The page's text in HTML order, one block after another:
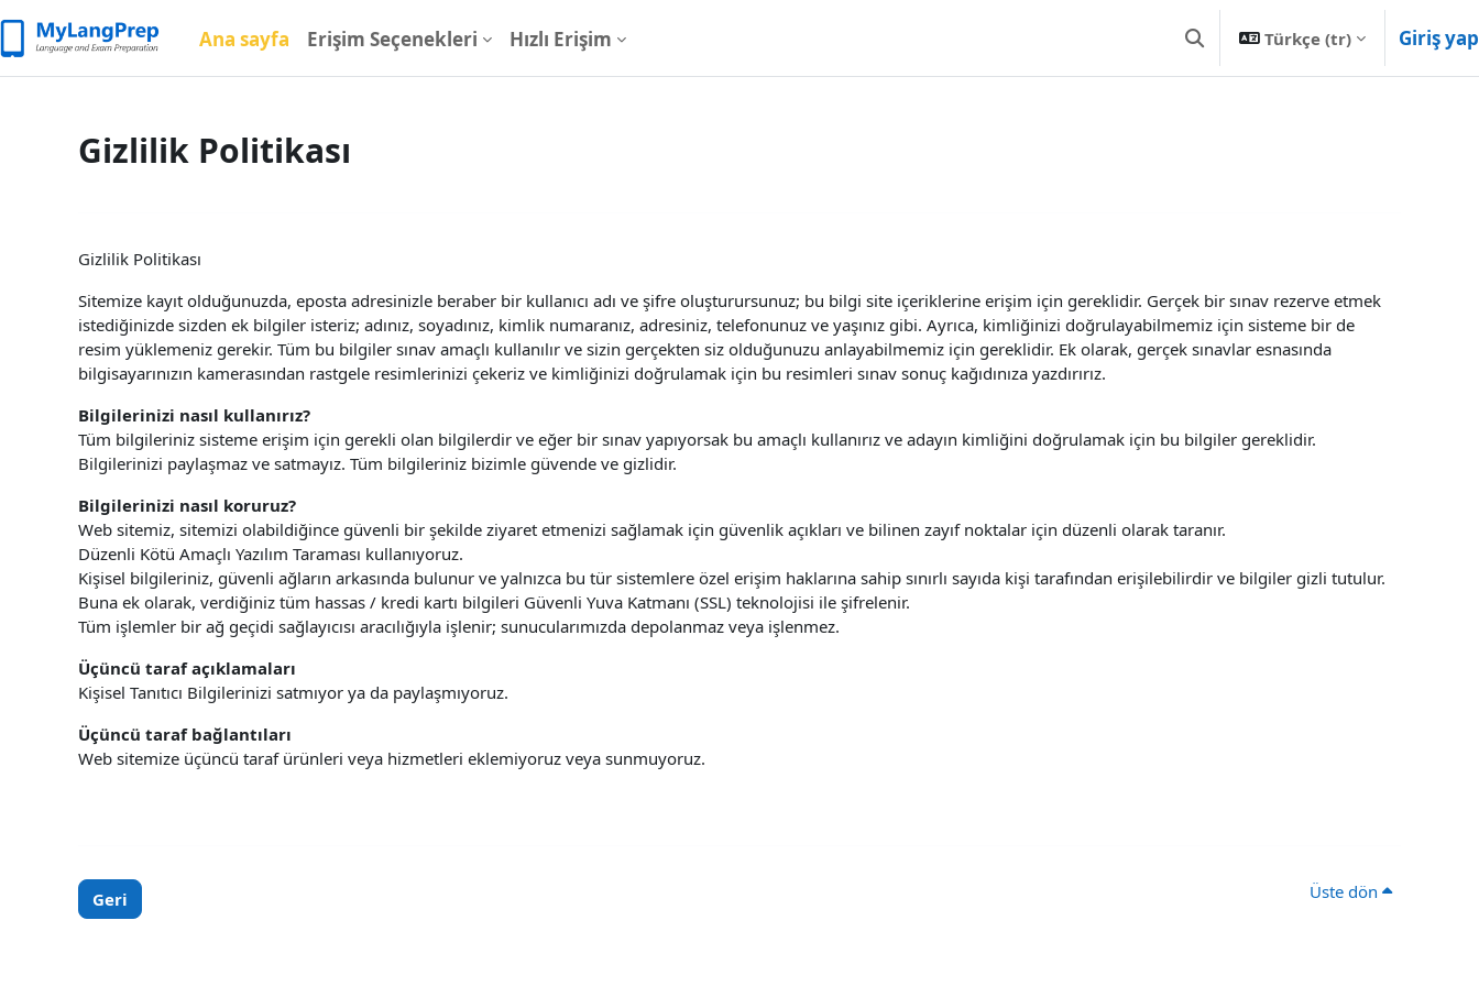
Ana sayfa Erişim Seçenekleri Hızlı Erişim Arama girişini değiştir
Türkçe ‎(tr)‎ Giriş yap
Gizlilik Politikası
Gizlilik Politikası
Sitemize kayıt olduğunuzda, eposta adresinizle beraber bir kullanıcı adı ve şifre oluşturursunuz; bu bilgi site içeriklerine erişim için gereklidir. Gerçek bir sınav rezerve etmek
istediğinizde sizden ek bilgiler isteriz; adınız, soyadınız, kimlik numaranız, adresiniz, telefonunuz ve yaşınız gibi. Ayrıca, kimliğinizi doğrulayabilmemiz için sisteme bir de
resim yüklemeniz gerekir. Tüm bu bilgiler sınav amaçlı kullanılır ve sizin gerçekten siz olduğunuzu anlayabilmemiz için gereklidir. Ek olarak, gerçek sınavlar esnasında
bilgisayarınızın kamerasından rastgele resimlerinizi çekeriz ve kimliğinizi doğrulamak için bu resimleri sınav sonuç kağıdınıza yazdırırız.
Bilgilerinizi nasıl kullanırız?
Tüm bilgileriniz sisteme erişim için gerekli olan bilgilerdir ve eğer bir sınav yapıyorsak bu amaçlı kullanırız ve adayın kimliğini doğrulamak için bu bilgiler gereklidir.
Bilgilerinizi paylaşmaz ve satmayız. Tüm bilgileriniz bizimle güvende ve gizlidir.
Bilgilerinizi nasıl koruruz?
Web sitemiz, sitemizi olabildiğince güvenli bir şekilde ziyaret etmenizi sağlamak için güvenlik açıkları ve bilinen zayıf noktalar için düzenli olarak taranır.
Düzenli Kötü Amaçlı Yazılım Taraması kullanıyoruz.
Kişisel bilgileriniz, güvenli ağların arkasında bulunur ve yalnızca bu tür sistemlere özel erişim haklarına sahip sınırlı sayıda kişi tarafından erişilebilirdir ve bilgiler gizli tutulur.
Buna ek olarak, verdiğiniz tüm hassas / kredi kartı bilgileri Güvenli Yuva Katmanı (SSL) teknolojisi ile şifrelenir.
Tüm işlemler bir ağ geçidi sağlayıcısı aracılığıyla işlenir; sunucularımızda depolanmaz veya işlenmez.
Üçüncü taraf açıklamaları
Kişisel Tanıtıcı Bilgilerinizi satmıyor ya da paylaşmıyoruz.
Üçüncü taraf bağlantıları
Web sitemize üçüncü taraf ürünleri veya hizmetleri eklemiyoruz veya sunmuyoruz.
Geri Üste dön